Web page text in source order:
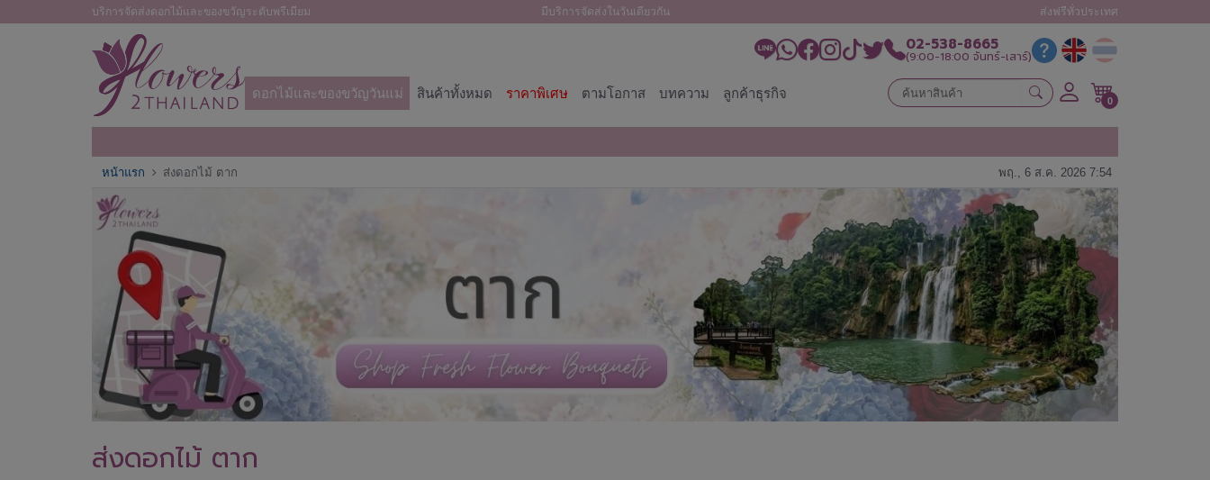
บริการจัดส่งดอกไม้และของขวัญระดับพรีเมียม มีบริการจัดส่งในวันเดียวกัน ส่งฟรีทั่วประเทศ
02-538-8665
(9:00-18:00 จันทร์-เสาร์)
ดอกไม้และของขวัญวันแม่ สินค้าทั้งหมด ราคาพิเศษ ตามโอกาส บทความ ลูกค้าธุรกิจ 0
หน้าแรก ส่งดอกไม้ ตาก พฤ., 6 ส.ค. 2026 7:54
ส่งดอกไม้ ตาก